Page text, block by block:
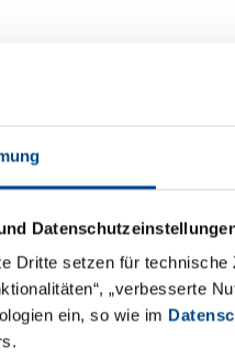
Dritte setzen für
„verbesserte
ein, so wie im
kleinere
nicht septiert. Die
Erscheinung im
Vesikeln stehen
werden. Bei jungen
die sich später